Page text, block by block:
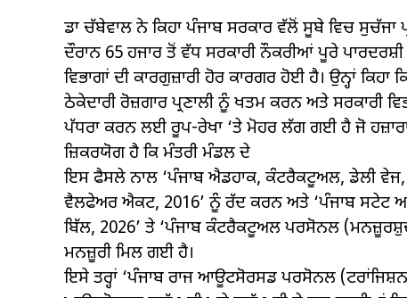
ਡਾ ਚੱਬੇਵਾਲ ਨੇ ਕਿਹਾ ਪੰਜਾਬ ਸਰਕਾਰ ਵੱਲੋਂ ਸੂਬੇ ਵਿਚ ਸੁਚੱਜਾ
ਦੌਰਾਨ 65 ਹਜਾਰ ਤੋਂ ਵੱਧ ਸਰਕਾਰੀ ਨੌਕਰੀਆਂ ਪੂਰੇ
ਵਿਭਾਗਾਂ ਦੀ ਕਾਰਗੁਜ਼ਾਰੀ ਹੋਰ ਕਾਰਗਰ ਹੋਈ ਹੈ। ਉਨ੍ਹਾਂ
ਠੇਕੇਦਾਰੀ ਰੋਜ਼ਗਾਰ ਪ੍ਰਣਾਲੀ ਨੂੰ ਖਤਮ ਕਰਨ ਅਤੇ ਸਰਕਾਰੀ
ਪੱਧਰਾ ਕਰਨ ਲਈ ਰੂਪ-ਰੇਖਾ ‘ਤੇ ਮੋਹਰ ਲੱਗ ਗਈ ਹੈ ਜੋ
ਜ਼ਿਕਰਯੋਗ ਹੈ ਕਿ ਮੰਤਰੀ ਮੰਡਲ ਦੇ
ਇਸ ਫੈਸਲੇ ਨਾਲ ‘ਪੰਜਾਬ ਐਡਹਾਕ, ਕੰਟਰੈਕਟੂਅਲ, ਡੇਲੀ
ਵੈਲਫੇਅਰ ਐਕਟ, 2016’ ਨੂੰ ਰੱਦ ਕਰਨ ਅਤੇ ‘ਪੰਜਾਬ
ਬਿੱਲ, 2026’ ਤੇ ‘ਪੰਜਾਬ ਕੰਟਰੈਕਟੂਅਲ ਪਰਸੋਨਲ
ਮਨਜ਼ੂਰੀ ਮਿਲ ਗਈ ਹੈ।
ਇਸੇ ਤਰ੍ਹਾਂ ‘ਪੰਜਾਬ ਰਾਜ ਆਊਟਸੋਰਸਡ ਪਰਸੋਨਲ